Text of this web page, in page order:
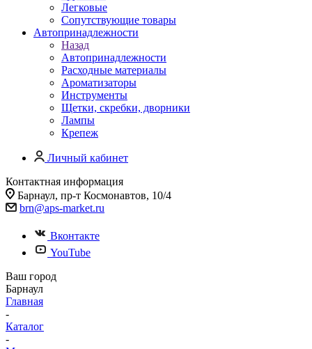
Легковые
Сопутствующие товары
Автопринадлежности
Назад
Автопринадлежности
Расходные материалы
Ароматизаторы
Инструменты
Щетки, скребки, дворники
Лампы
Крепеж
Личный кабинет
Контактная информация
Барнаул, пр-т Космонавтов, 10/4
brn@aps-market.ru
Вконтакте
YouTube
Ваш город
Барнаул
Главная
-
Каталог
-